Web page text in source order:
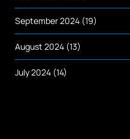
September 2024 (19)
August 2024 (13)
July 2024 (14)